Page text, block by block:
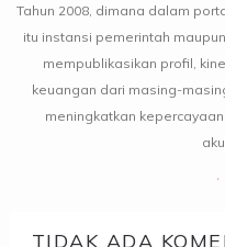
Tahun 2008, dimana dalam
itu instansi pemerintah
mempublikasikan profil,
keuangan dari masing-
meningkatkan
TIDAK ADA